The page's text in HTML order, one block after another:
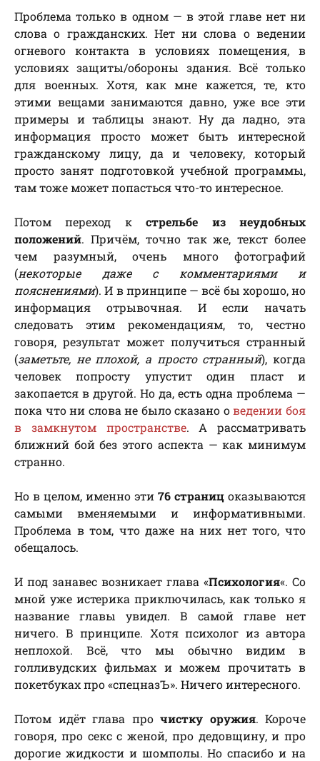
Проблема только в одном — в этой главе нет ни
слова о гражданских. Нет ни слова о ведении
огневого контакта в условиях помещения, в
условиях защиты/обороны здания. Всё только
для военных. Хотя, как мне кажется, те, кто
этими вещами занимаются давно, уже все эти
примеры и таблицы знают. Ну да ладно, эта
информация просто может быть интересной
гражданскому лицу, да и человеку, который
просто занят подготовкой учебной программы,
там тоже может попасться что-то интересное.
Потом переход кстрельбе из неудобных
положений. Причём, точно так же, текст более
чем разумный, очень много фотографий
(некоторые даже с комментариями и
пояснениями). И в принципе — всё бы хорошо, но
информация отрывочная. И если начать
следовать этим рекомендациям, то, честно
говоря, результат может получиться странный
(заметьте, не плохой, а просто странный), когда
человек попросту упустит один пласт и
закопается в другой. Но да, есть одна проблема —
пока что ни слова не было сказано оведении боя
в замкнутом пространстве. А рассматривать
ближний бой без этого аспекта — как минимум
странно.
Но в целом, именно эти 76 страниц оказываются
самыми вменяемыми и информативными.
Проблема в том, что даже на них нет того, что
обещалось.
И под занавес возникает глава «Психология«. Со
мной уже истерика приключилась, как только я
название главы увидел. В самой главе нет
ничего. В принципе. Хотя психолог из автора
неплохой. Всё, что мы обычно видим в
голливудских фильмах и можем прочитать в
покетбуках про «спецназЪ». Ничего интересного.
Потом идёт глава про чистку оружия. Короче
говоря, про секс с женой, про дедовщину, и про
дорогие жидкости и шомполы. Но спасибо и на